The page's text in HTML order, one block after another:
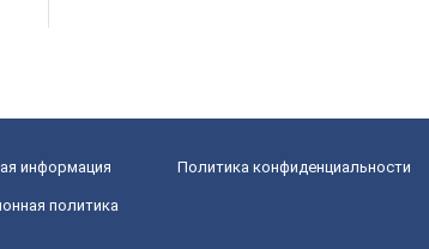
информация Политика конфиденциальности
политика